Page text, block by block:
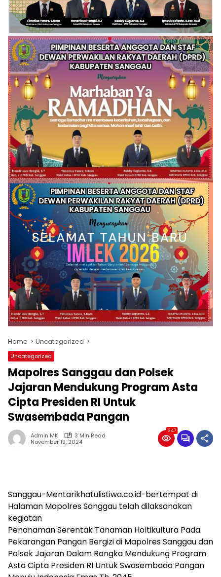
Home Uncategorized
Uncategorized
Mapolres Sanggau dan Polsek
Jajaran Mendukung Program Asta
Cipta Presiden RI Untuk
Swasembada Pangan
Admin MK
3 Min Read
November 19, 2024
347
Sanggau-Mentarikhatulistiwa.co.id-bertempat di
Halaman Mapolres Sanggau telah dilaksanakan
kegiatan
Penanaman Serentak Tanaman Holtikultura Pada
Pekarangan Pangan Bergizi di Mapolres Sanggau dan
Polsek Jajaran Dalam Rangka Mendukung Program
Asta Cipta Presiden RI Untuk Swasembada Pangan